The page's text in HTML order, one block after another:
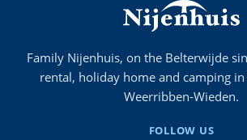
Family Nijenhuis, on the Belterwijde
rental, holiday home and camping
Weerribben-Wieden.
FOLLOW US